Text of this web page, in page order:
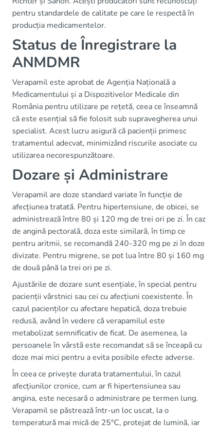
pentru standardele de calitate pe care le respectă în
producția medicamentelor.
Status de Înregistrare la
ANMDMR
Verapamil este aprobat de Agenția Națională a
Medicamentului și a Dispozitivelor Medicale din
România pentru utilizare pe rețetă, ceea ce înseamnă
că este esențial să fie folosit sub supravegherea unui
specialist. Acest lucru asigură că pacienții primesc
tratamentul adecvat, minimizând riscurile asociate cu
utilizarea necorespunzătoare.
Dozare și Administrare
Verapamil are doze standard variate în funcție de
afecțiunea tratată. Pentru hipertensiune, de obicei, se
administrează între 80 și 120 mg de trei ori pe zi. În caz
de angină pectorală, doza este similară, în timp ce
pentru aritmii, se recomandă 240-320 mg pe zi în doze
divizate. Pentru migrene, se pot lua între 80 și 160 mg
de două până la trei ori pe zi.
Ajustările de dozare sunt esențiale, în special pentru
pacienții vârstnici sau cei cu afecțiuni coexistente. În
cazul pacienților cu afectare hepatică, doza trebuie
redusă, având în vedere că verapamilul este
metabolizat semnificativ de ficat. De asemenea, la
persoanele în vârstă este recomandat să se înceapă cu
doze mai mici pentru a evita posibile efecte adverse.
În ceea ce privește durata tratamentului, în cazul
afecțiunilor cronice, cum ar fi hipertensiunea sau
angina, este necesară o administrare pe termen lung.
Verapamil se păstrează într-un loc uscat, la o
temperatură mai mică de 25°C, protejat de lumină, iar